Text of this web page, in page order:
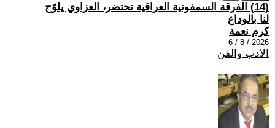
(14) الفرقة السمفونية العراقية تحتضر، العزاوي يلوّح
لنا بالوداع
كرم نعمة
2026 / 8 / 6
الادب والفن